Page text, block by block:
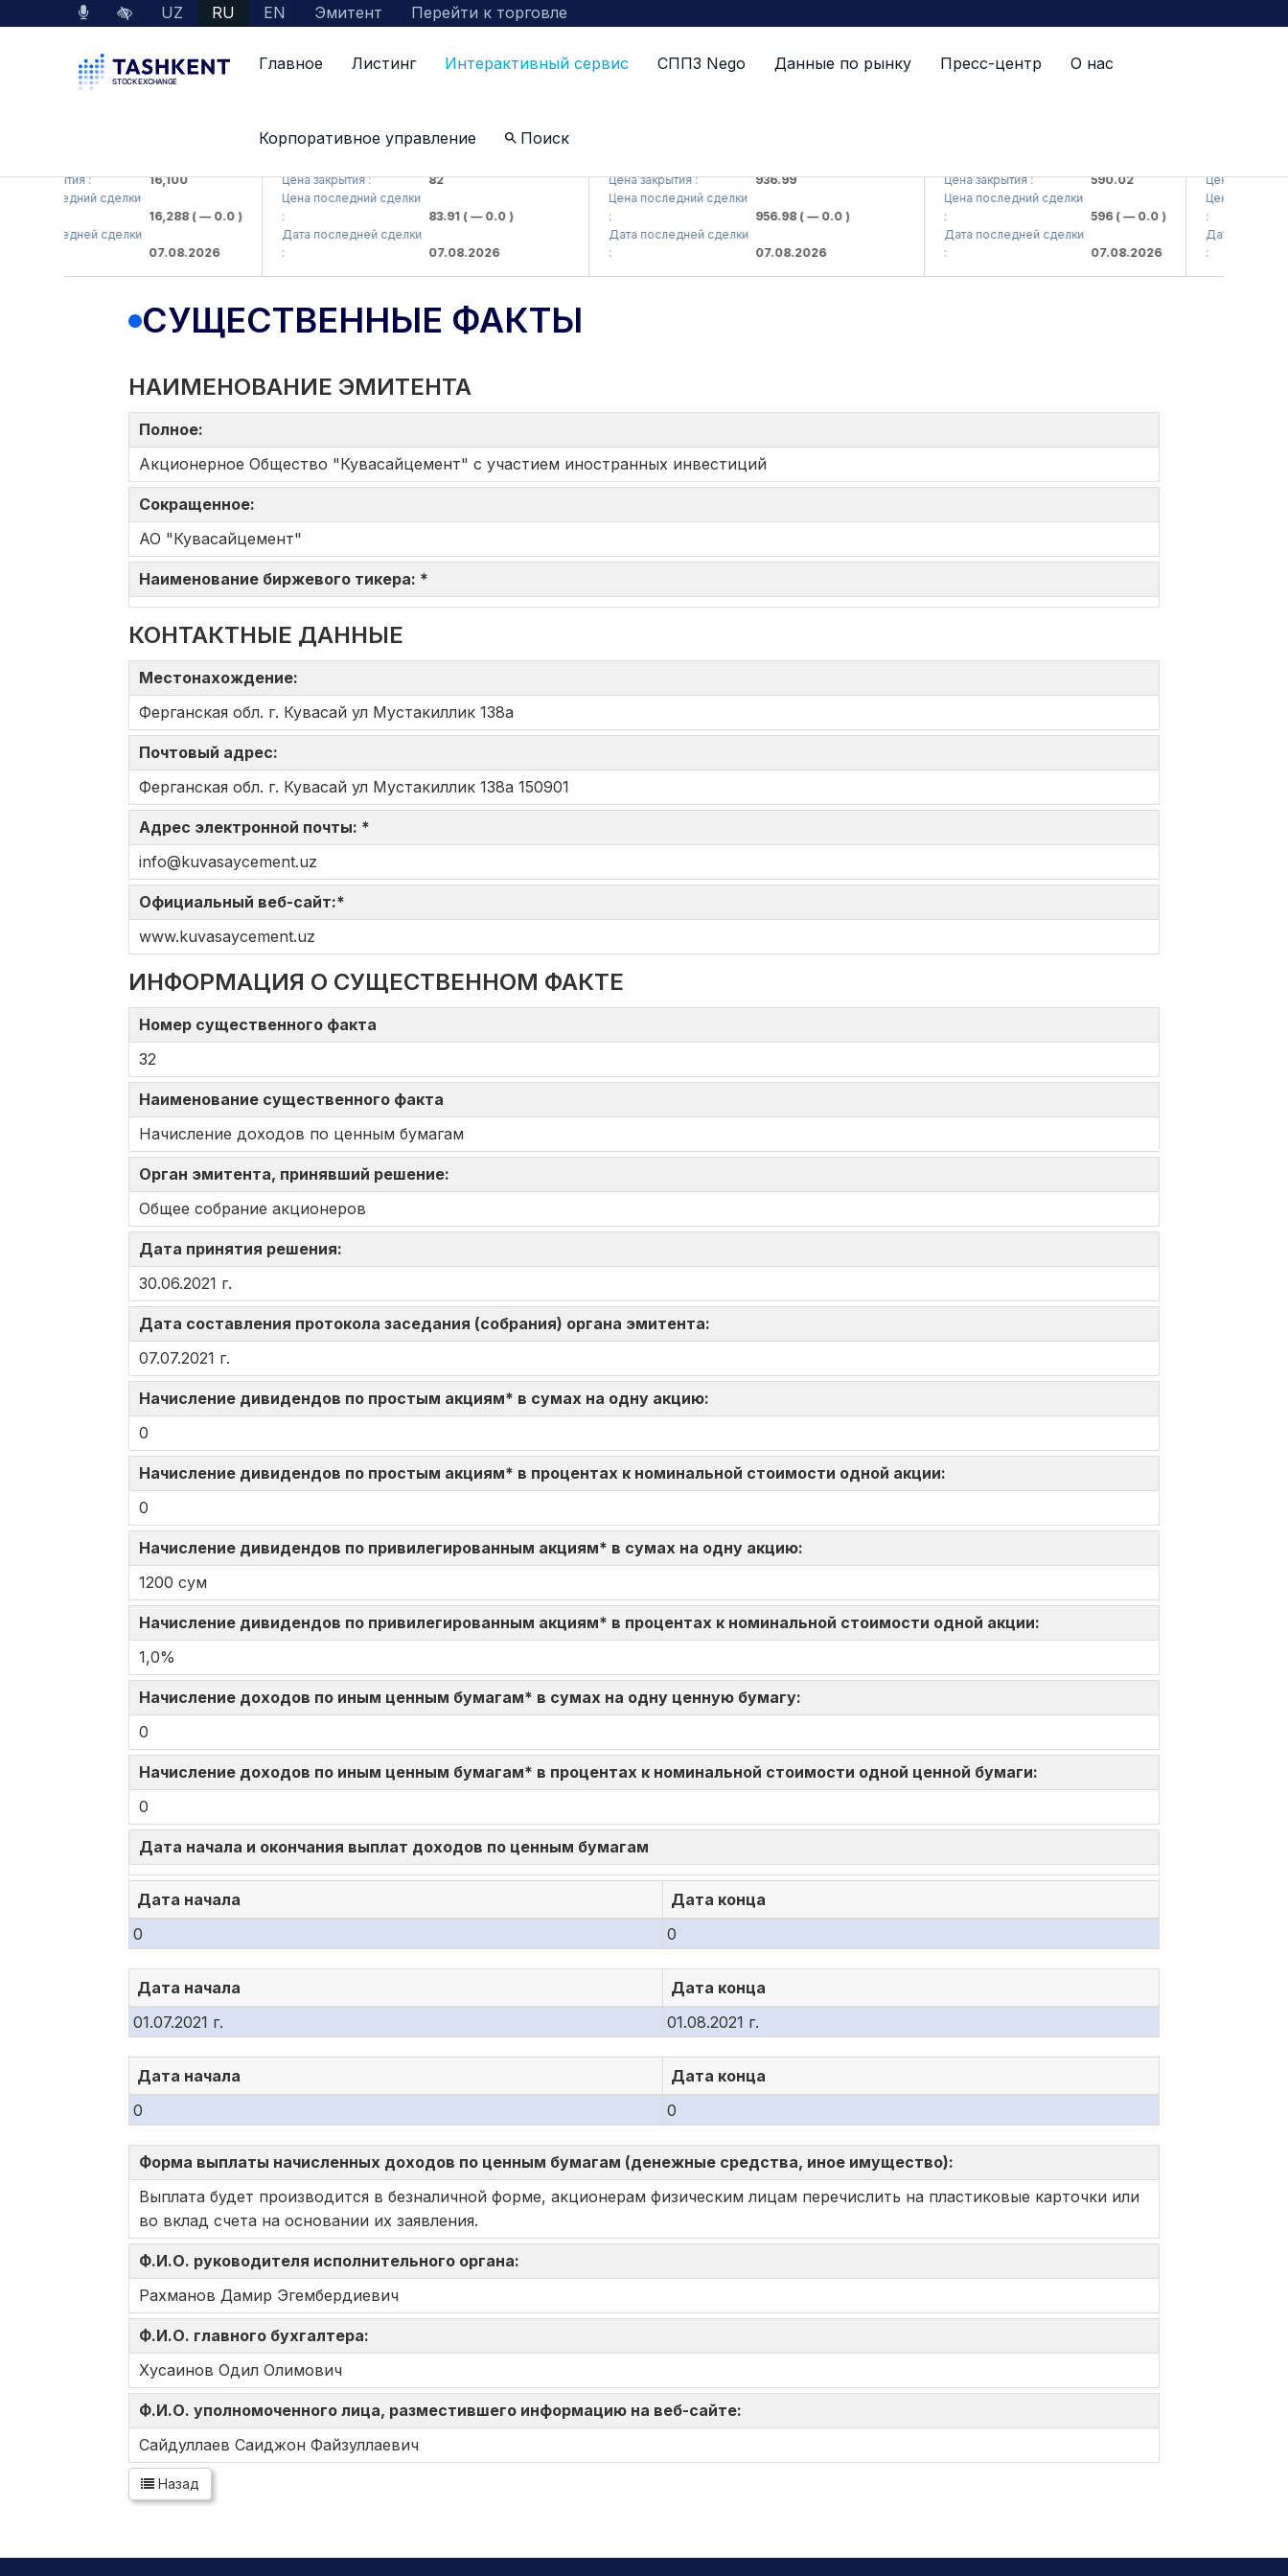
UZ RU EN Эмитент Перейти к торговле
Главное Листинг Интерактивный сервис СППЗ Nego Данные по рынку Пресс-центр О нас
Корпоративное управление Поиск
закрытия :
16,100
последний сделки
16,288( — 0.0 )
последней сделки
07.08.2026
Цена закрытия :
82
Цена последний сделки
83.91( — 0.0 )
Дата последней сделки
07.08.2026
Цена закрытия :
936.99
Цена последний сделки
956.98( — 0.0 )
Дата последней сделки
07.08.2026
Цена закрытия :
590.02
Цена последний сделки
596( — 0.0 )
Дата последней сделки
07.08.2026
Цена закрытия :
Цена последний
Дата последней
СУЩЕСТВЕННЫЕ ФАКТЫ
НАИМЕНОВАНИЕ ЭМИТЕНТА
Полное:
Акционерное Общество "Кувасайцемент" с участием иностранных инвестиций
Сокращенное:
АО "Кувасайцемент"
Наименование биржевого тикера: *
КОНТАКТНЫЕ ДАННЫЕ
Местонахождение:
Ферганская обл. г. Кувасай ул Мустакиллик 138а
Почтовый адрес:
Ферганская обл. г. Кувасай ул Мустакиллик 138а 150901
Адрес электронной почты: *
info@kuvasaycement.uz
Официальный веб-сайт:*
www.kuvasaycement.uz
ИНФОРМАЦИЯ О СУЩЕСТВЕННОМ ФАКТЕ
Номер существенного факта
32
Наименование существенного факта
Начисление доходов по ценным бумагам
Орган эмитента, принявший решение:
Общее собрание акционеров
Дата принятия решения:
30.06.2021 г.
Дата составления протокола заседания (собрания) органа эмитента:
07.07.2021 г.
Начисление дивидендов по простым акциям* в сумах на одну акцию:
0
Начисление дивидендов по простым акциям* в процентах к номинальной стоимости одной акции:
0
Начисление дивидендов по привилегированным акциям* в сумах на одну акцию:
1200 сум
Начисление дивидендов по привилегированным акциям* в процентах к номинальной стоимости одной акции:
1,0%
Начисление доходов по иным ценным бумагам* в сумах на одну ценную бумагу:
0
Начисление доходов по иным ценным бумагам* в процентах к номинальной стоимости одной ценной бумаги:
0
Дата начала и окончания выплат доходов по ценным бумагам
Дата начала
Дата конца
0
0
Дата начала
Дата конца
01.07.2021 г.
01.08.2021 г.
Дата начала
Дата конца
0
0
Форма выплаты начисленных доходов по ценным бумагам (денежные средства, иное имущество):
Выплата будет производится в безналичной форме, акционерам физическим лицам перечислить на пластиковые карточки или
во вклад счета на основании их заявления.
Ф.И.О. руководителя исполнительного органа:
Рахманов Дамир Эгембердиевич
Ф.И.О. главного бухгалтера:
Хусаинов Одил Олимович
Ф.И.О. уполномоченного лица, разместившего информацию на веб-сайте:
Сайдуллаев Саиджон Файзуллаевич
Назад